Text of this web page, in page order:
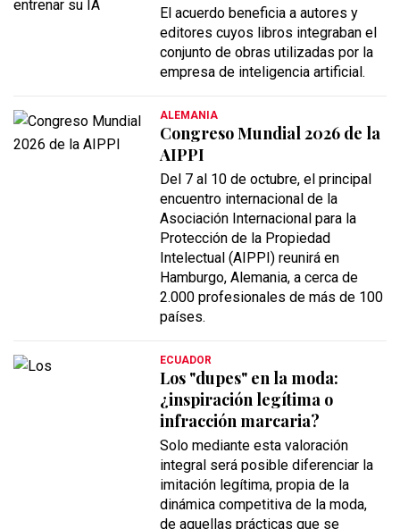
El acuerdo beneficia a autores y
editores cuyos libros integraban el
conjunto de obras utilizadas por la
empresa de inteligencia artificial.
ALEMANIA
Congreso Mundial 2026 de la
AIPPI
Del 7 al 10 de octubre, el principal
encuentro internacional de la
Asociación Internacional para la
Protección de la Propiedad
Intelectual (AIPPI) reunirá en
Hamburgo, Alemania, a cerca de
2.000 profesionales de más de 100
países.
ECUADOR
Los "dupes" en la moda:
¿inspiración legítima o
infracción marcaria?
Solo mediante esta valoración
integral será posible diferenciar la
imitación legítima, propia de la
dinámica competitiva de la moda,
de aquellas prácticas que se